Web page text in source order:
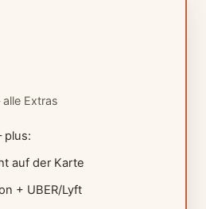
alle Extras
plus:
auf der Karte
+ UBER/Lyft